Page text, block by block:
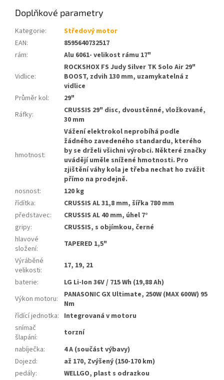
Doplňkové parametry
Kategorie:
Středový motor
EAN:
8595640732517
rám: Alu 6061- velikost rámu 17"
Vidlice:
ROCKSHOX FS Judy Silver TK Solo Air 29"
BOOST, zdvih 130 mm, uzamykatelná z
vidlice
Průměr kol:
29"
Ráfky:
CRUSSIS 29" disc, dvoustěnné, vložkované,
30 mm
hmotnost:
Vážení elektrokol neprobíhá podle
žádného zavedeného standardu, kterého
by se drželi všichni výrobci. Některé značky
uvádějí uměle snížené hmotnosti. Pro
zjištění váhy kola je třeba nechat ho zvážit
přímo na prodejně.
nosnost:
120 kg
řídítka:
CRUSSIS AL 31,8 mm, šířka 780 mm
představec:
CRUSSIS AL 40 mm, úhel 7°
gripy:
CRUSSIS, s objímkou, černé
hlavové
složení:
TAPERED 1,5"
Výráběné
velikosti:
17, 19, 21
baterie:
LG Li-Ion 36V / 715 Wh (19,88 Ah)
Výkon motoru:
PANASONIC GX Ultimate, 250W (MAX 600W) 95
Nm
řídící jednotka: Integrovaná v motoru
snímač
šlapání:
torzní
nabíječka:
4 A (součást výbavy)
Dojezd:
až 170, Zvýšený (150-170 km)
pedály:
WELLGO, plast s odrazkou